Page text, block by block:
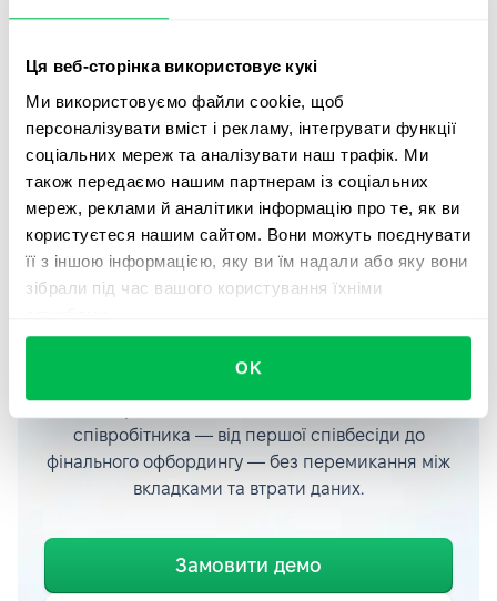
Ця веб-сторінка використовує кукі
Ми використовуємо файли cookie, щоб
персоналізувати вміст і рекламу, інтегрувати функції
соціальних мереж та аналізувати наш трафік. Ми
також передаємо нашим партнерам із соціальних
мереж, реклами й аналітики інформацію про те, як ви
користуєтеся нашим сайтом. Вони можуть поєднувати
її з іншою інформацією, яку ви їм надали або яку вони
зібрали під час вашого користування їхніми
OK
Для того, щоб долучитися до нашої ініціативи,
напишіть нам на поштуcontact@peopleforce.io
Єдиний доступ. Усі
в одному місці.
співробітника — від першої співбесіди до
фінального офбордингу — без перемикання між
вкладками та втрати даних.
Замовити демо